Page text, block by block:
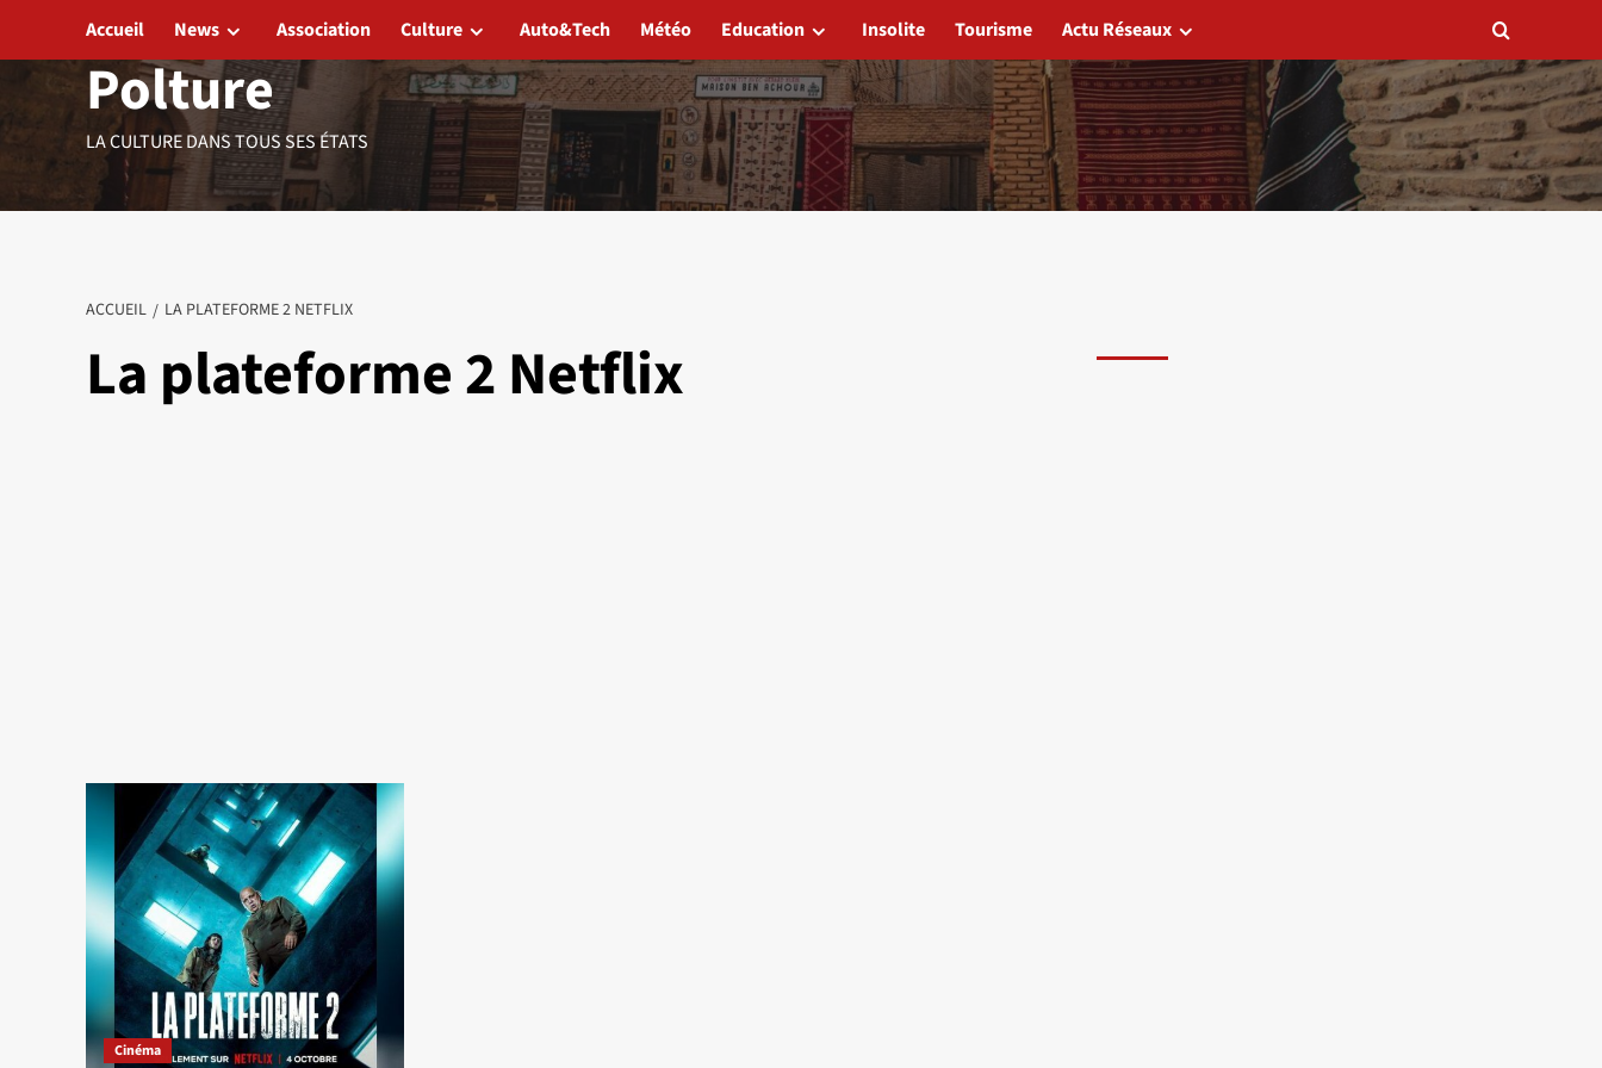
Polture
LA CULTURE DANS TOUS SES ÉTATS
Accueil News Association Culture Auto&Tech Météo Education Insolite Tourisme Actu Réseaux
ACCUEIL LA PLATEFORME 2 NETFLIX
La plateforme 2 Netflix
Cinéma